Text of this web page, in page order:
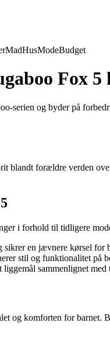
MadHusModeBudget
Fox 5
serien og byder på
blandt forældre verden
i forhold til tidligere
sikrer en jævnere kørsel for
stil og funktionalitet på
liggemål sammenlignet
og komforten for barnet.